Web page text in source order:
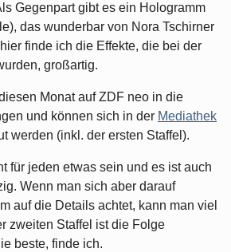
Gegenpart gibt es ein Hologramm
das wunderbar von Nora Tschirner
finde ich die Effekte, die bei der
großartig.
Monat auf ZDF neo in die
und können sich in der Mediathek
werden (inkl. der ersten Staffel).
für jeden etwas sein und es ist auch
Wenn man sich aber darauf
auf die Details achtet, kann man viel
zweiten Staffel ist die Folge
beste, finde ich.